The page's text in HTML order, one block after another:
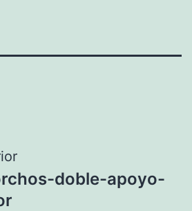
doble-apoyo-